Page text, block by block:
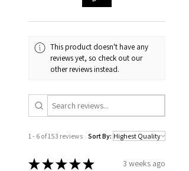
This product doesn't have any
reviews yet, so check out our
other reviews instead.
1 - 6 of 153 reviews Sort By:
★★★★★ 3 weeks ago